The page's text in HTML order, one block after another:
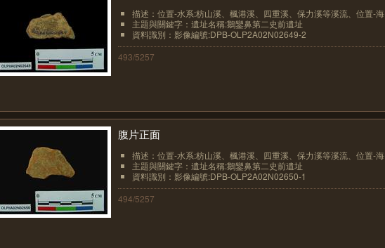
描述：位置-水系:枋山溪、楓港溪、四重溪、保力溪等溪流、位置-海
主題與關鍵字：遺址名稱:鵝鑾鼻第二史前遺址
資料識別：影像編號:DPB-OLP2A02N02649-2
493/5257
腹片正面
描述：位置-水系:枋山溪、楓港溪、四重溪、保力溪等溪流、位置-海
主題與關鍵字：遺址名稱:鵝鑾鼻第二史前遺址
資料識別：影像編號:DPB-OLP2A02N02650-1
494/5257